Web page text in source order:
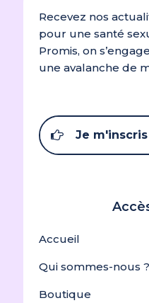
Recevez nos
pour une santé
Promis, on
une avalanche de
Je
Accueil
Qui sommes-nous ?
Boutique